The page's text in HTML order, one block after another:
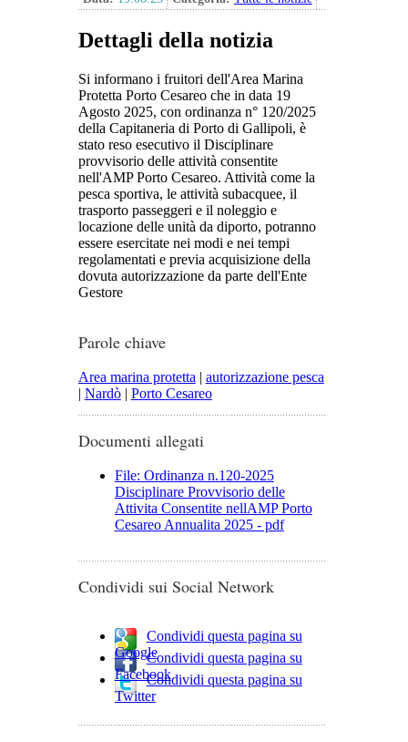
Dettagli della notizia
Si informano i fruitori dell'Area Marina
Protetta Porto Cesareo che in data 19
Agosto 2025, con ordinanza n° 120/2025
della Capitaneria di Porto di Gallipoli, è
stato reso esecutivo il Disciplinare
provvisorio delle attività consentite
nell'AMP Porto Cesareo. Attività come la
pesca sportiva, le attività subacquee, il
trasporto passeggeri e il noleggio e
locazione delle unità da diporto, potranno
essere esercitate nei modi e nei tempi
regolamentati e previa acquisizione della
dovuta autorizzazione da parte dell'Ente
Gestore
Parole chiave
Area marina protetta | autorizzazione pesca
| Nardò| Porto Cesareo
Documenti allegati
File: Ordinanza n.120-2025
Disciplinare Provvisorio delle
Attivita Consentite nellAMP Porto
Cesareo Annualita 2025 - pdf
Condividi sui Social Network
Condividi questa pagina su
GoogleCondividi questa pagina su
FacebookCondividi questa pagina su
Twitter